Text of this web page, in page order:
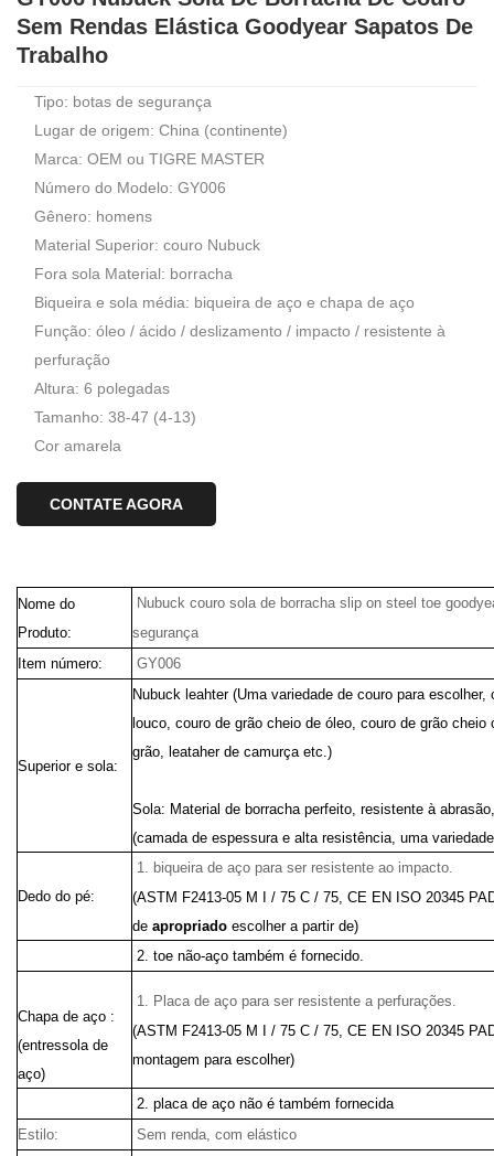
Sem Rendas Elástica Goodyear Sapatos De
Trabalho
Tipo: botas de segurança
Lugar de origem: China (continente)
Marca: OEM ou TIGRE MASTER
Número do Modelo: GY006
Gênero: homens
Material Superior: couro Nubuck
Fora sola Material: borracha
Biqueira e sola média: biqueira de aço e chapa de aço
Função: óleo / ácido / deslizamento / impacto / resistente à
perfuração
Altura: 6 polegadas
Tamanho: 38-47 (4-13)
Cor amarela
CONTATE AGORA
Nome do
Produto:
Nubuck couro sola de borracha slip on steel toe
segurança
Item número:
GY006
Superior e sola:
Nubuck leahter (Uma variedade de couro para escolher,
louco, couro de grão cheio de óleo, couro de grão
grão, leataher de camurça etc.)
Sola: Material de borracha perfeito, resistente à
(camada de espessura e alta resistência, uma
Dedo do pé:
1. biqueira de aço para ser resistente ao impacto.
(ASTM F2413-05 M I / 75 C / 75, CE EN ISO 20345
de apropriado escolher a partir de)
2. toe não-aço também é fornecido.
Chapa de aço :
(entressola de
aço)
1. Placa de aço para ser resistente a perfurações.
(ASTM F2413-05 M I / 75 C / 75, CE EN ISO 20345
montagem para escolher)
2. placa de aço não é também fornecida
Estilo:
Sem renda, com elástico